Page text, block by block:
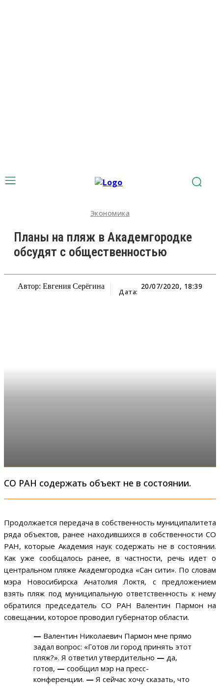
Экономика
Планы на пляж в Академгородке
обсудят с общественностью
Автор: Евгения Серёгина
Дата:
20/07/2020, 18:39
СО РАН содержать объект не в состоянии.
Продолжается передача в собственность муниципалитета
ряда объектов, ранее находившихся в собственности СО
РАН, которые Академия наук содержать не в состоянии.
Как уже сообщалось ранее, в частности, речь идет о
центральном пляже Академгородка «Сан сити». По словам
мэра Новосибирска Анатолия Локтя, с предложением
взять пляж под муниципальную ответственность к нему
обратился председатель СО РАН Валентин Пармон на
совещании, которое проводил губернатор области.
— Валентин Николаевич Пармон мне прямо
задал вопрос: «Готов ли город принять этот
пляж?». Я ответил утвердительно — да,
готов, — сообщил мэр на пресс-
конференции. — Я сейчас хочу сказать, что